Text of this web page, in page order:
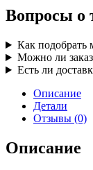
Вопросы о
Как подобрать
Можно ли
Есть ли
Описание
Детали
Отзывы (0)
Описание